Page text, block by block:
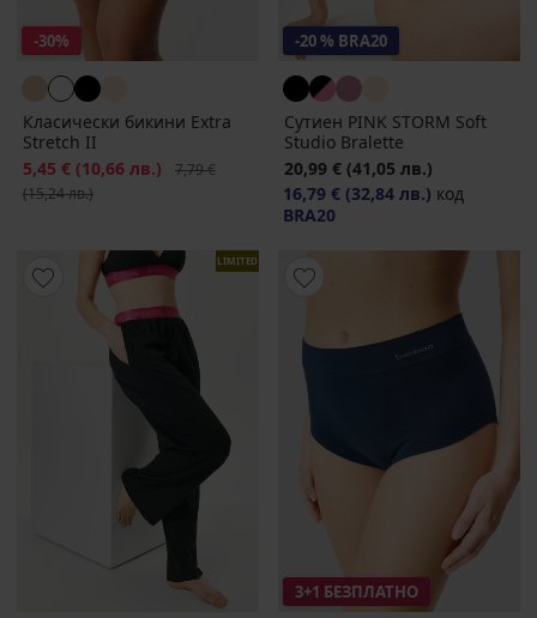
-30%
Класически бикини Extra
Stretch II
Намаление
5,45 € (10,66 лв.) Първоначална цена
7,79 €
(15,24 лв.)
-20 % BRA20
Сутиен PINK STORM Soft
Studio Bralette
20,99 € (41,05 лв.)
16,79 € (32,84 лв.) код
BRA20
LIMITED
3+1 БЕЗПЛАТНО